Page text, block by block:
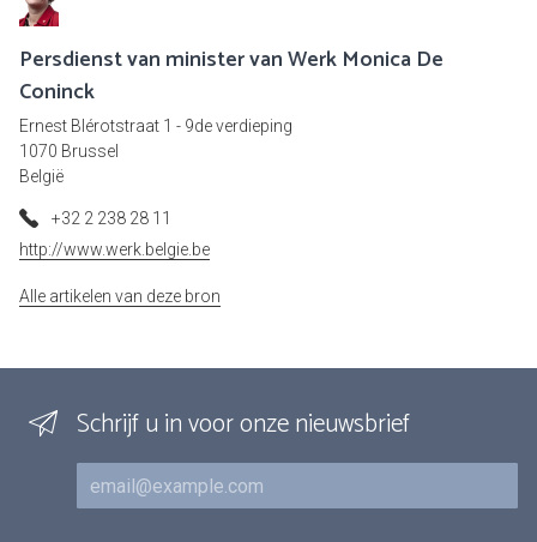
Persdienst van minister van Werk Monica De
Coninck
Ernest Blérotstraat 1 - 9de verdieping
1070 Brussel
België
+32 2 238 28 11
http://www.werk.belgie.be
Alle artikelen van deze bron
Schrijf u in voor onze nieuwsbrief
E-mail